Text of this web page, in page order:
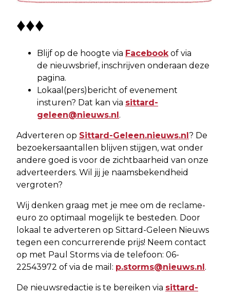
♦♦♦
Blijf op de hoogte via Facebookof via
de nieuwsbrief, inschrijven onderaan deze
pagina.
Lokaal(pers)bericht of evenement
insturen? Dat kan via sittard-
geleen@nieuws.nl.
Adverteren op Sittard-Geleen.nieuws.nl? De
bezoekersaantallen blijven stijgen, wat onder
andere goed is voor de zichtbaarheid van onze
adverteerders. Wil jij je naamsbekendheid
vergroten?
Wij denken graag met je mee om de reclame-
euro zo optimaal mogelijk te besteden. Door
lokaal te adverteren op Sittard-Geleen Nieuws
tegen een concurrerende prijs! Neem contact
op met Paul Storms via de telefoon: 06-
22543972 of via de mail: p.storms@nieuws.nl.
De nieuwsredactie is te bereiken via sittard-